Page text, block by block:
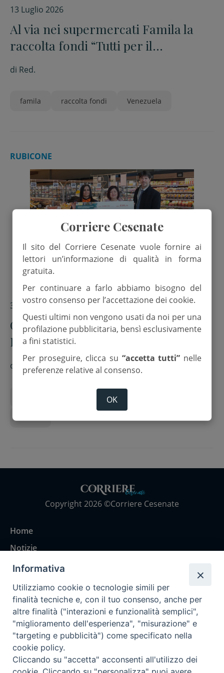
13 Luglio 2026
Al via nei supermercati Famila la
raccolta fondi “Tutti per il
Venezuela”
di Red.
famila raccolta fondi Venezuela
RUBICONE
3 Febbraio 2026
Gambettola. Famila premia Maria
Ferri per il concorso “Scrivi la tua
ricetta”
di
Concorso
Copyright 2026 ©Corriere Cesenate
Home
Notizie
Rubriche
Chi siamo
Come abbonarsi
Contatti
Corriere Cesenate
Il sito del Corriere Cesenate vuole fornire ai
lettori un’informazione di qualità in forma
gratuita.
Per continuare a farlo abbiamo bisogno del
vostro consenso per l’accettazione dei cookie.
Questi ultimi non vengono usati da noi per una
profilazione pubblicitaria, bensì esclusivamente
a fini statistici.
Per proseguire, clicca su “accetta tutti” nelle
preferenze relative al consenso.
OK
Informativa
Utilizziamo cookie o tecnologie simili per
finalità tecniche e, con il tuo consenso, anche per
altre finalità ("interazioni e funzionalità semplici",
"miglioramento dell'esperienza", "misurazione" e
"targeting e pubblicità") come specificato nella
cookie policy.
Cliccando su "accetta" acconsenti all'utilizzo dei